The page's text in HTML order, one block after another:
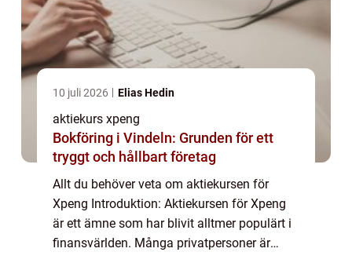
10 juli 2026 Elias Hedin
aktiekurs xpeng
Bokföring i Vindeln: Grunden för ett
tryggt och hållbart företag
Allt du behöver veta om aktiekursen för
Xpeng Introduktion: Aktiekursen för Xpeng
är ett ämne som har blivit alltmer populärt i
finansvärlden. Många privatpersoner är